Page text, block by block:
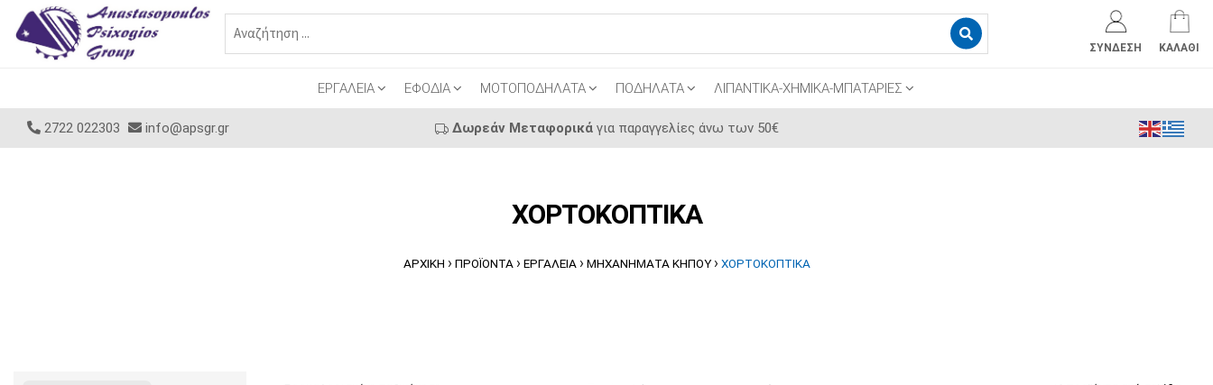
ΣΎΝΔΕΣΗ ΚΑΛΆΘΙ
ΕΡΓΑΛΕΙΑ ΕΦΟΔΙΑ ΜΟΤΟΠΟΔΗΛΑΤΑ ΠΟΔΗΛΑΤΑ ΛΙΠΑΝΤΙΚΑ-ΧΗΜΙΚΑ-ΜΠΑΤΑΡΙΕΣ
2722 022303 info@apsgr.gr Δωρεάν Μεταφορικάγια παραγγελίες άνω των 50€
ΧΟΡΤΟΚΟΠΤΙΚΑ
ΑΡΧΙΚΉ › ΠΡΟΪΌΝΤΑ › ΕΡΓΑΛΕΙΑ › ΜΗΧΑΝΗΜΑΤΑ ΚΗΠΟΥ › ΧΟΡΤΟΚΟΠΤΙΚΑ